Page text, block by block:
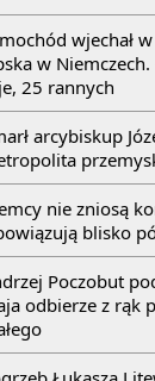
wjechał
w
25 rannych
arcybiskup
nie zniosą
blisko
Poczobut
odbierze z rąk